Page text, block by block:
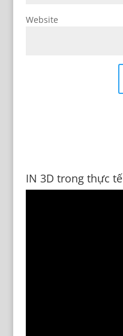
Website
IN 3D trong thực tế